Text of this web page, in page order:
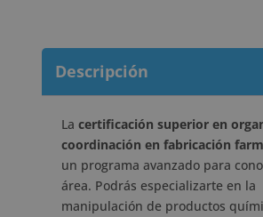
Descripción
La certificación superior en
coordinación en fabricación
un programa avanzado para
área. Podrás especializarte en la
manipulación de productos